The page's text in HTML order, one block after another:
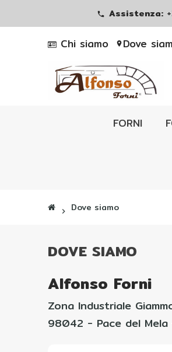
phone Assistenza:
Chi siamo location_on Dove
FORNI
chevron_right Dove siamo
DOVE SIAMO
Alfonso Forni
Zona Industriale
98042 - Pace del Mela